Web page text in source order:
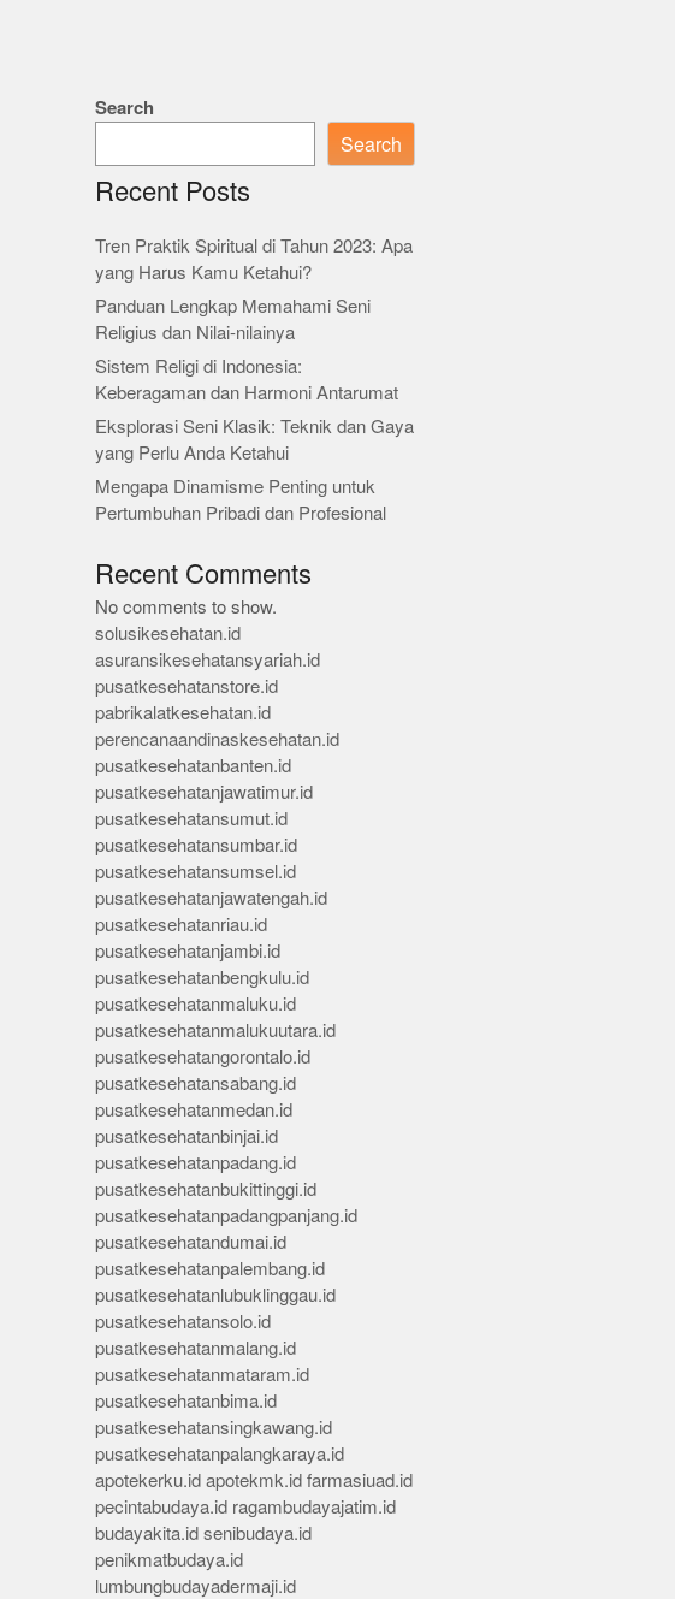
Search
Search
Recent Posts
Tren Praktik Spiritual di Tahun 2023: Apa
yang Harus Kamu Ketahui?
Panduan Lengkap Memahami Seni
Religius dan Nilai-nilainya
Sistem Religi di Indonesia:
Keberagaman dan Harmoni Antarumat
Eksplorasi Seni Klasik: Teknik dan Gaya
yang Perlu Anda Ketahui
Mengapa Dinamisme Penting untuk
Pertumbuhan Pribadi dan Profesional
Recent Comments
No comments to show.
solusikesehatan.id
asuransikesehatansyariah.id
pusatkesehatanstore.id
pabrikalatkesehatan.id
perencanaandinaskesehatan.id
pusatkesehatanbanten.id
pusatkesehatanjawatimur.id
pusatkesehatansumut.id
pusatkesehatansumbar.id
pusatkesehatansumsel.id
pusatkesehatanjawatengah.id
pusatkesehatanriau.id
pusatkesehatanjambi.id
pusatkesehatanbengkulu.id
pusatkesehatanmaluku.id
pusatkesehatanmalukuutara.id
pusatkesehatangorontalo.id
pusatkesehatansabang.id
pusatkesehatanmedan.id
pusatkesehatanbinjai.id
pusatkesehatanpadang.id
pusatkesehatanbukittinggi.id
pusatkesehatanpadangpanjang.id
pusatkesehatandumai.id
pusatkesehatanpalembang.id
pusatkesehatanlubuklinggau.id
pusatkesehatansolo.id
pusatkesehatanmalang.id
pusatkesehatanmataram.id
pusatkesehatanbima.id
pusatkesehatansingkawang.id
pusatkesehatanpalangkaraya.id
apotekerku.id apotekmk.id farmasiuad.id
pecintabudaya.id ragambudayajatim.id
budayakita.id senibudaya.id
penikmatbudaya.id
lumbungbudayadermaji.id